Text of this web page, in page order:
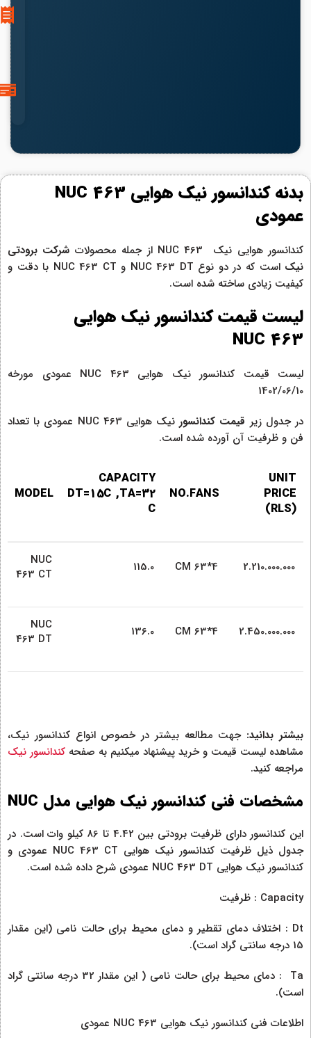
بدنه کندانسور نیک هوایی NUC 463
عمودی
کندانسور هوایی نیک NUC 463 از جمله محصولات
شرکت برودتی
نیک
است که در دو نوع NUC 463 DT و NUC 463 CT با دقت و
کیفیت زیادی ساخته شده است.
لیست قیمت کندانسور نیک هوایی
NUC 463
لیست قیمت کندانسور نیک هوایی NUC 463 عمودی مورخه
1402/06/10
در جدول زیر قیمت کندانسور
نیک هوایی NUC 463 عمودی با تعداد
فن و ظرفیت آن آورده شده است.
UNIT
PRICE
(RLS)
NO.FANS
CAPACITY
DT=15C ,TA=32
C
MODEL
2.210.000.000
CM 63*4
115.0
NUC
463 CT
2.450.000.000
CM 63*4
136.0
NUC
463 DT
بیشتر بدانید: جهت مطالعه بیشتر در خصوص انواع کندانسور نیک،
مشاهده لیست قیمت و خرید پیشنهاد میکنیم به صفحه کندانسور نیک
مراجعه کنید.
مشخصات فنی کندانسور نیک هوایی مدل NUC
این کندانسور دارای ظرفیت برودتی بین 4.42 تا 86 کیلو وات است. در
جدول ذیل ظرفیت کندانسور نیک هوایی NUC 463 CT عمودی و
کندانسور نیک هوایی NUC 463 DT عمودی شرح داده شده است.
Capacity : ظرفیت
Dt : اختلاف دمای تقطیر و دمای محیط برای حالت نامی (این مقدار
15 درجه سانتی گراد است).
Ta : دمای محیط برای حالت نامی ( این مقدار 32 درجه سانتی گراد
است).
اطلاعات فنی کندانسور نیک هوایی NUC 463 عمودی